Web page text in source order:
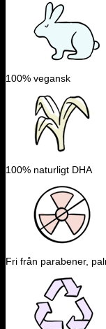
100% vegansk
100% naturligt DHA
Fri från parabener,